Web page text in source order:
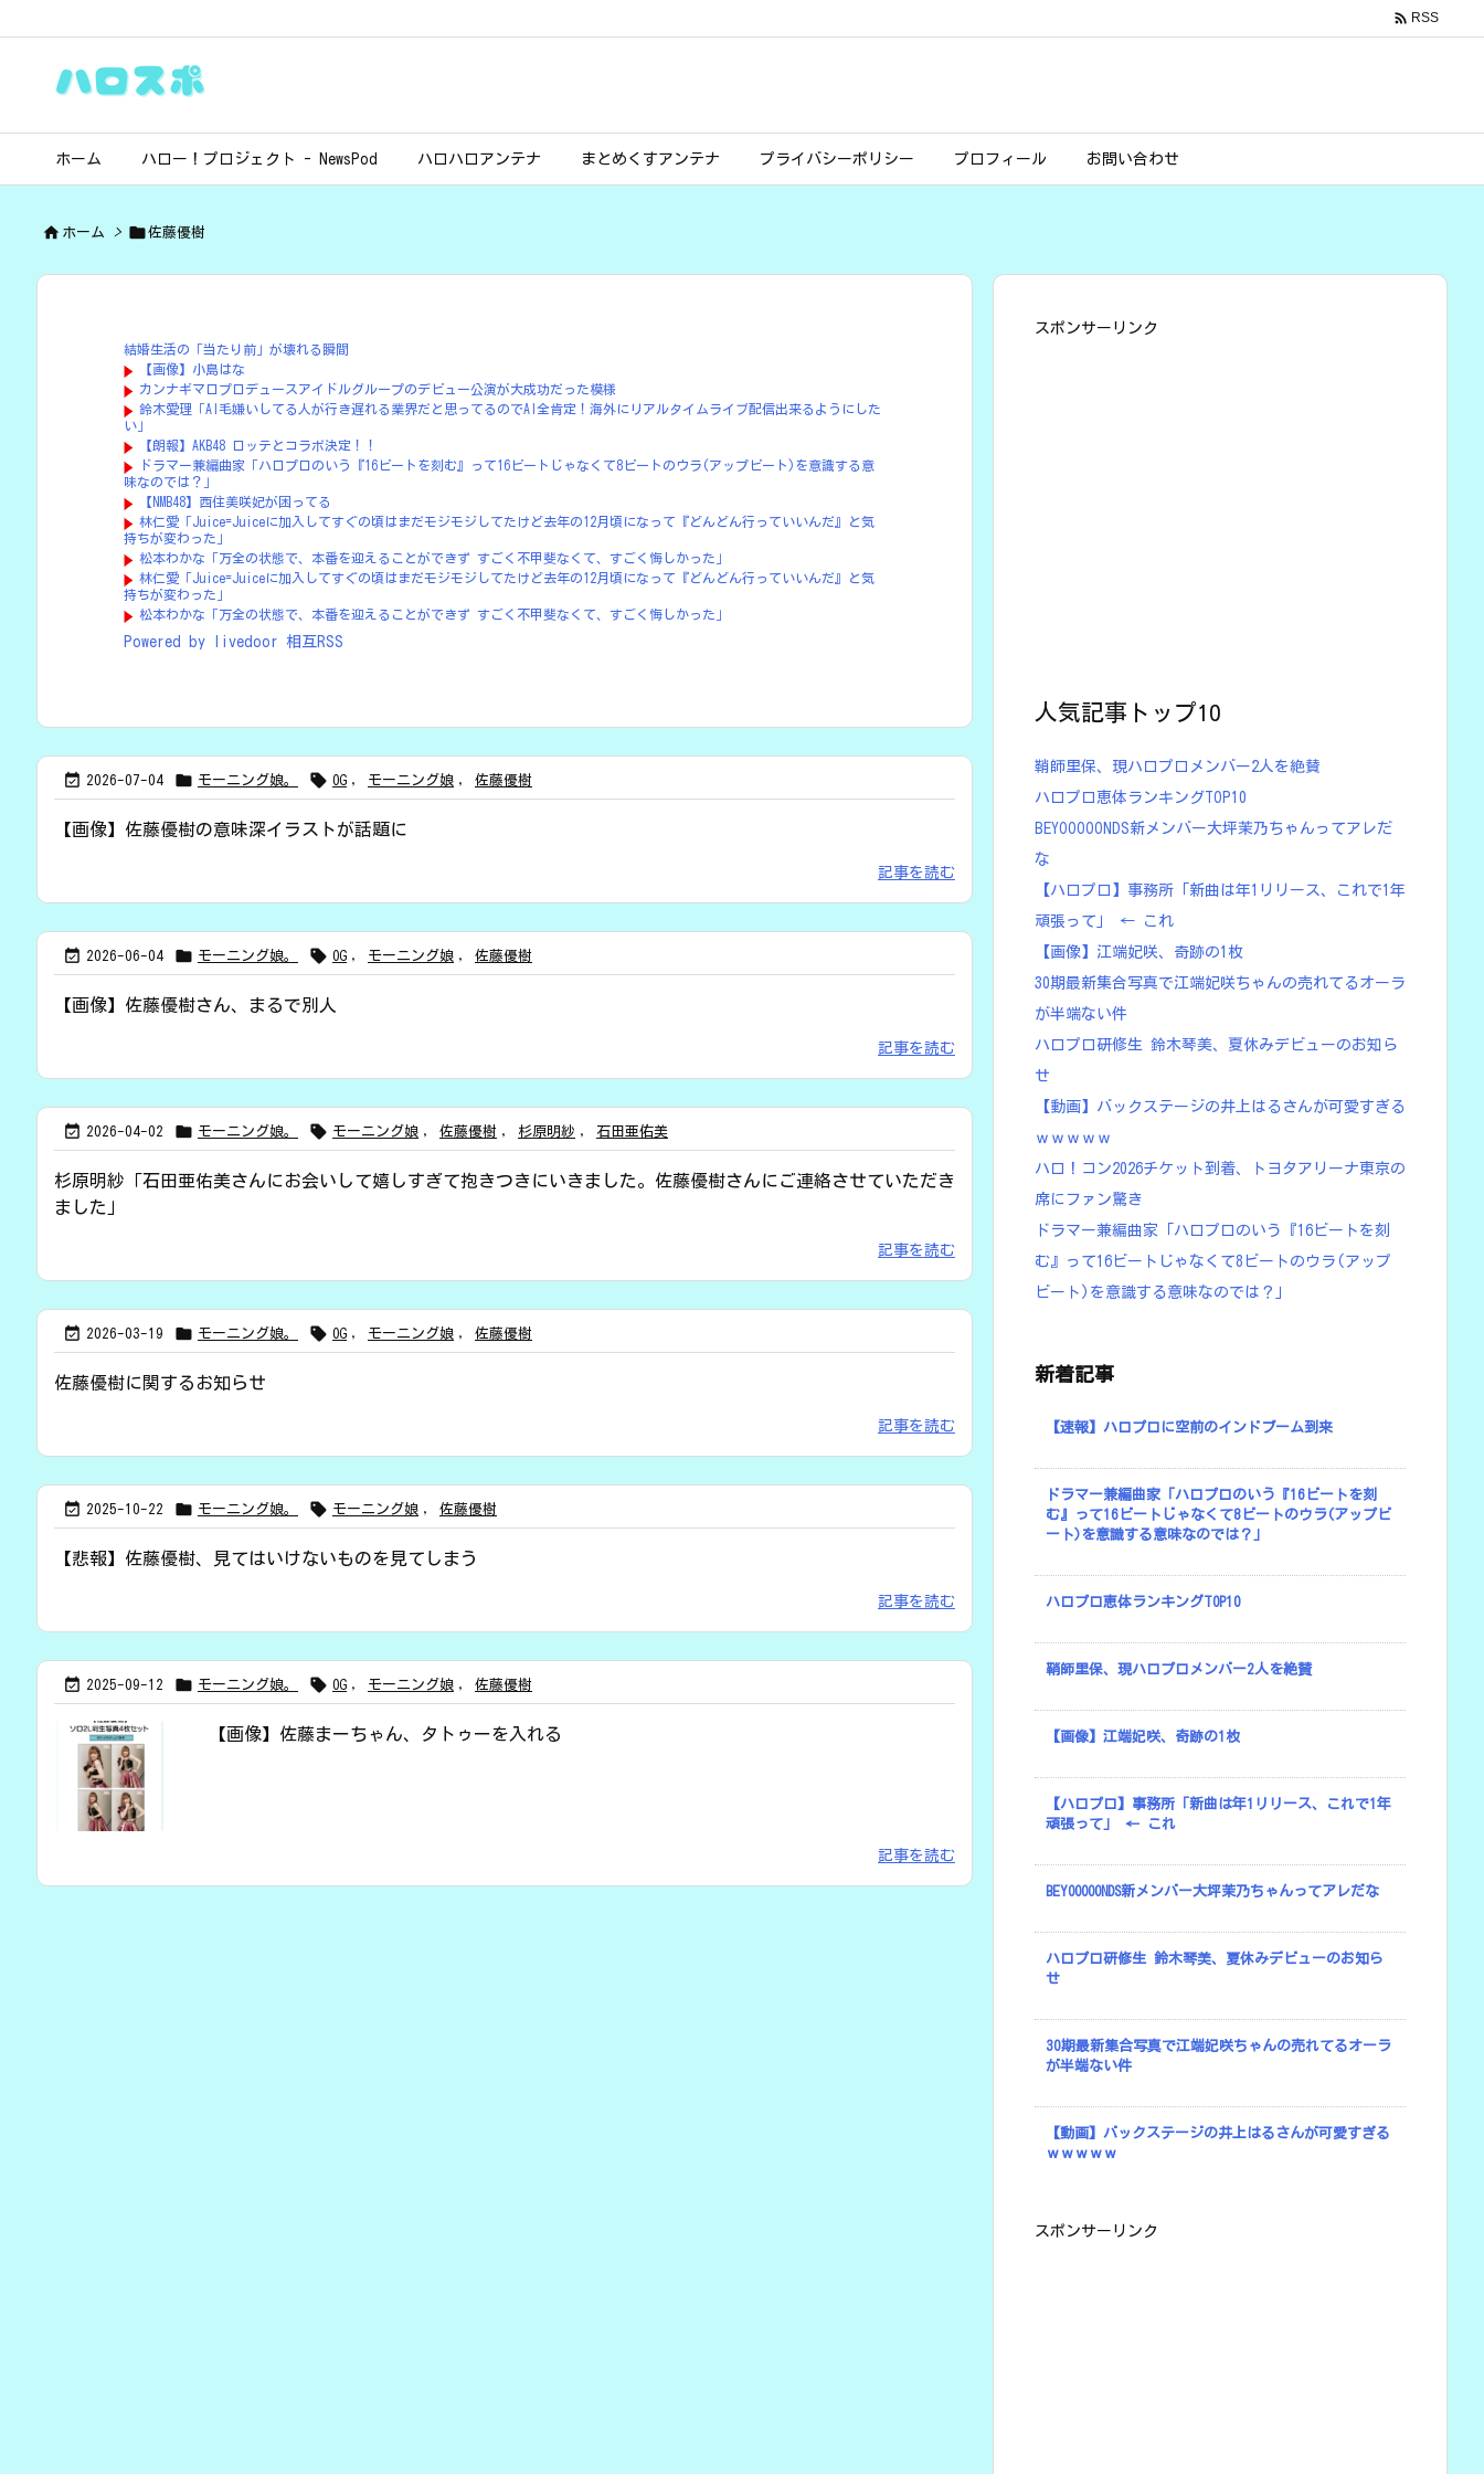
ホーム ハロー！プロジェクト - NewsPod ハロハロアンテナ まとめくすアンテナ プライバシーポリシー プロフィール お問い合わせ
 RSS
 ホーム > 佐藤優樹
結婚生活の「当たり前」が壊れる瞬間
【画像】小島はな
カンナギマロプロデュースアイドルグループのデビュー公演が大成功だった模様
鈴木愛理「AI毛嫌いしてる人が行き遅れる業界だと思ってるのでAI全肯定！海外にリアルタイムライブ配信出来るようにした
い」
【朗報】AKB48 ロッテとコラボ決定！！
ドラマー兼編曲家「ハロプロのいう『16ビートを刻む』って16ビートじゃなくて8ビートのウラ(アップビート)を意識する意
味なのでは？」
【NMB48】西住美咲妃が困ってる
林仁愛「Juice=Juiceに加入してすぐの頃はまだモジモジしてたけど去年の12月頃になって『どんどん行っていいんだ』と気
持ちが変わった」
松本わかな「万全の状態で、本番を迎えることができず すごく不甲斐なくて、すごく悔しかった」
林仁愛「Juice=Juiceに加入してすぐの頃はまだモジモジしてたけど去年の12月頃になって『どんどん行っていいんだ』と気
持ちが変わった」
松本わかな「万全の状態で、本番を迎えることができず すごく不甲斐なくて、すごく悔しかった」
Powered by livedoor 相互RSS
 2026-07-04  モーニング娘。  OG , モーニング娘 , 佐藤優樹
【画像】佐藤優樹の意味深イラストが話題に
記事を読む
 2026-06-04  モーニング娘。  OG , モーニング娘 , 佐藤優樹
【画像】佐藤優樹さん、まるで別人
記事を読む
 2026-04-02  モーニング娘。  モーニング娘 , 佐藤優樹 , 杉原明紗 , 石田亜佑美
杉原明紗「石田亜佑美さんにお会いして嬉しすぎて抱きつきにいきました。佐藤優樹さんにご連絡させていただき
ました」
記事を読む
 2026-03-19  モーニング娘。  OG , モーニング娘 , 佐藤優樹
佐藤優樹に関するお知らせ
記事を読む
 2025-10-22  モーニング娘。  モーニング娘 , 佐藤優樹
【悲報】佐藤優樹、見てはいけないものを見てしまう
記事を読む
 2025-09-12  モーニング娘。  OG , モーニング娘 , 佐藤優樹
【画像】佐藤まーちゃん、タトゥーを入れる
記事を読む
スポンサーリンク
人気記事トップ10
鞘師里保、現ハロプロメンバー2人を絶賛
ハロプロ恵体ランキングTOP10
BEYOOOOONDS新メンバー大坪茉乃ちゃんってアレだ
な
【ハロプロ】事務所「新曲は年1リリース、これで1年
頑張って」 ← これ
【画像】江端妃咲、奇跡の1枚
30期最新集合写真で江端妃咲ちゃんの売れてるオーラ
が半端ない件
ハロプロ研修生 鈴木琴美、夏休みデビューのお知ら
せ
【動画】バックステージの井上はるさんが可愛すぎる
ｗｗｗｗｗ
ハロ！コン2026チケット到着、トヨタアリーナ東京の
席にファン驚き
ドラマー兼編曲家「ハロプロのいう『16ビートを刻
む』って16ビートじゃなくて8ビートのウラ(アップ
ビート)を意識する意味なのでは？」
新着記事
【速報】ハロプロに空前のインドブーム到来
ドラマー兼編曲家「ハロプロのいう『16ビートを刻
む』って16ビートじゃなくて8ビートのウラ(アップビ
ート)を意識する意味なのでは？」
ハロプロ恵体ランキングTOP10
鞘師里保、現ハロプロメンバー2人を絶賛
【画像】江端妃咲、奇跡の1枚
【ハロプロ】事務所「新曲は年1リリース、これで1年
頑張って」 ← これ
BEYOOOOONDS新メンバー大坪茉乃ちゃんってアレだな
ハロプロ研修生 鈴木琴美、夏休みデビューのお知ら
せ
30期最新集合写真で江端妃咲ちゃんの売れてるオーラ
が半端ない件
【動画】バックステージの井上はるさんが可愛すぎる
ｗｗｗｗｗ
スポンサーリンク